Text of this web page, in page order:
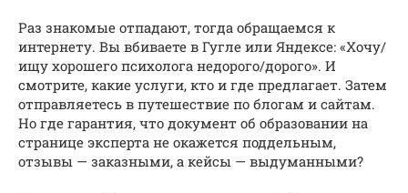
Раз знакомые отпадают, тогда обращаемся к
интернету. Вы вбиваете в Гугле или Яндексе: «Хочу/
ищу хорошего психолога недорого/дорого». И
смотрите, какие услуги, кто и где предлагает. Затем
отправляетесь в путешествие по блогам и сайтам.
Но где гарантия, что документ об образовании на
странице эксперта не окажется поддельным,
отзывы — заказными, а кейсы — выдуманными?